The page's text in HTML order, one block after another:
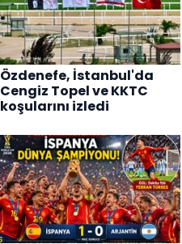
Özdenefe, İstanbul'da
Cengiz Topel ve KKTC
koşularını izledi